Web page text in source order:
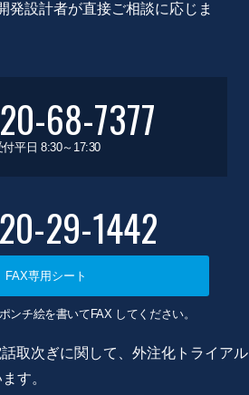
発設計者が直接ご相談に応じま
68-7377
付平日 8:30～17:30
29-1442
FAX専用シート
ンチ絵を書いてFAX してください。
取次ぎに関して、外注化トライアル
す。